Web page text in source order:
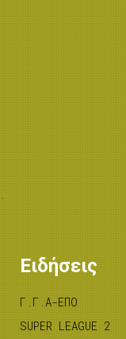
.
Ειδήσεις
Γ.Γ.Α-ΕΠΟ
SUPER LEAGUE 2